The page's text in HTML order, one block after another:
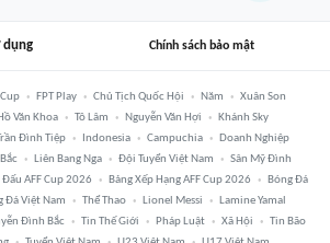
dụng Chính sách bảo mật
FPT Play Chủ Tịch Quốc Hội Năm
Xuân Son
Văn Khoa Tô Lâm Nguyễn Văn Hợi
Khánh Sky
Đình Tiệp Indonesia Campuchia
Doanh Nghiệp
Liên Bang Nga Đội Tuyển Việt Nam
Sân Mỹ Đình
AFF Cup 2026 Bảng Xếp Hạng AFF Cup 2026
Bóng Đá
Đá Việt Nam Thể Thao Lionel Messi
Lamine Yamal
Đình Bắc Tin Thế Giới Pháp Luật Xã Hội
Tin Bão